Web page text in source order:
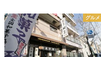
グルメ